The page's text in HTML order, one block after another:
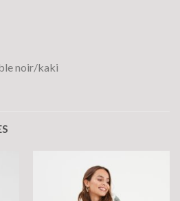
noir/kaki